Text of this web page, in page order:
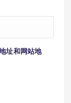
址和网站地